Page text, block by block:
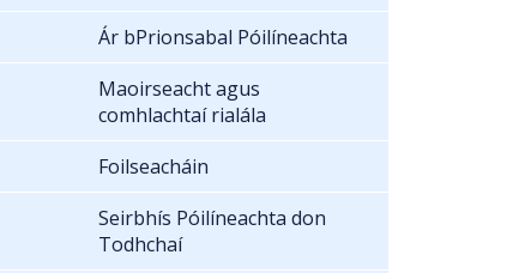
Ár bPrionsabal Póilíneachta
Maoirseacht agus
comhlachtaí rialála
Foilseacháin
Seirbhís Póilíneachta don
Todhchaí